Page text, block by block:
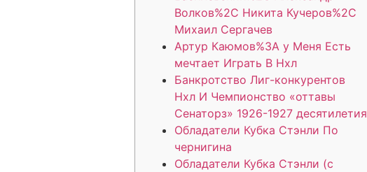
Волков%2C Никита Кучеров%2C
Михаил Сергачев
Артур Каюмов%3A у Меня Есть
мечтает Играть В Нхл
Банкротство Лиг-конкурентов
Нхл И Чемпионство «оттавы
Сенаторз» 1926-1927 десятилетия
Обладатели Кубка Стэнли По
чернигина
Обладатели Кубка Стэнли (с